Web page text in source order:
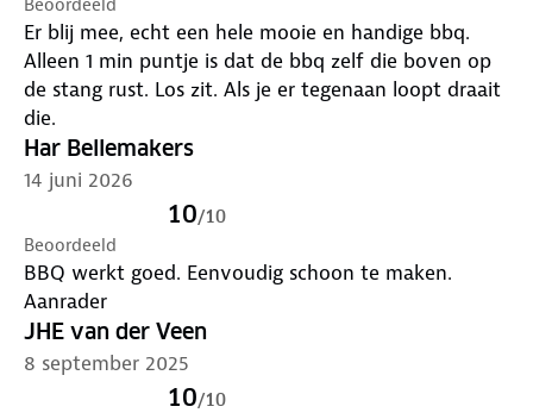
Er blij mee, echt een hele mooie en handige bbq.
Alleen 1 min puntje is dat de bbq zelf die boven op
de stang rust. Los zit. Als je er tegenaan loopt draait
die.
Har Bellemakers
14 juni 2026
10/10
Beoordeeld
BBQ werkt goed. Eenvoudig schoon te maken.
Aanrader
JHE van der Veen
8 september 2025
10/10